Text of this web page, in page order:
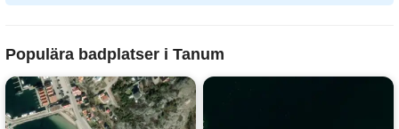
Populära badplatser i Tanum